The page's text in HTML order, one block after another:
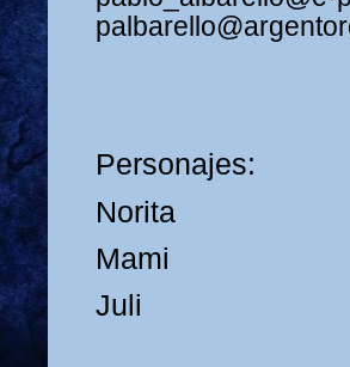
Personajes:
Norita
Mami
Juli